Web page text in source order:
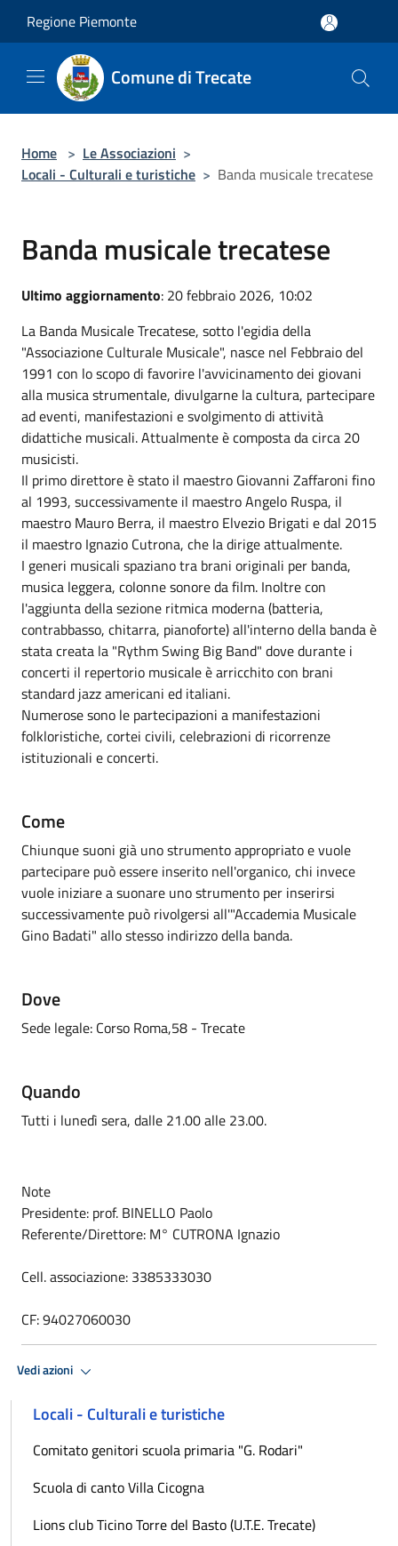
Regione Piemonte
Comune di Trecate
Home > Le Associazioni >
Locali - Culturali e turistiche > Banda musicale trecatese
Banda musicale trecatese
Ultimo aggiornamento: 20 febbraio 2026, 10:02
La Banda Musicale Trecatese, sotto l'egidia della
"Associazione Culturale Musicale", nasce nel Febbraio del
1991 con lo scopo di favorire l'avvicinamento dei giovani
alla musica strumentale, divulgarne la cultura, partecipare
ad eventi, manifestazioni e svolgimento di attività
didattiche musicali. Attualmente è composta da circa 20
musicisti.
Il primo direttore è stato il maestro Giovanni Zaffaroni fino
al 1993, successivamente il maestro Angelo Ruspa, il
maestro Mauro Berra, il maestro Elvezio Brigati e dal 2015
il maestro Ignazio Cutrona, che la dirige attualmente.
I generi musicali spaziano tra brani originali per banda,
musica leggera, colonne sonore da film. Inoltre con
l'aggiunta della sezione ritmica moderna (batteria,
contrabbasso, chitarra, pianoforte) all'interno della banda è
stata creata la "Rythm Swing Big Band" dove durante i
concerti il repertorio musicale è arricchito con brani
standard jazz americani ed italiani.
Numerose sono le partecipazioni a manifestazioni
folkloristiche, cortei civili, celebrazioni di ricorrenze
istituzionali e concerti.
Come
Chiunque suoni già uno strumento appropriato e vuole
partecipare può essere inserito nell'organico, chi invece
vuole iniziare a suonare uno strumento per inserirsi
successivamente può rivolgersi all'"Accademia Musicale
Gino Badati" allo stesso indirizzo della banda.
Dove
Sede legale: Corso Roma,58 - Trecate
Quando
Tutti i lunedì sera, dalle 21.00 alle 23.00.
Note
Presidente: prof. BINELLO Paolo
Referente/Direttore: M° CUTRONA Ignazio
Cell. associazione: 3385333030
CF: 94027060030
Vedi azioni
Locali - Culturali e turistiche
Comitato genitori scuola primaria "G. Rodari"
Scuola di canto Villa Cicogna
Lions club Ticino Torre del Basto (U.T.E. Trecate)